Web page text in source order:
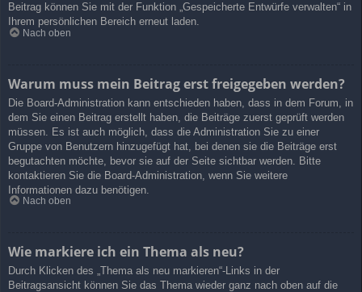
Beitrag können Sie mit der Funktion „Gespeicherte Entwürfe verwalten“ in
Ihrem persönlichen Bereich erneut laden.
Nach oben
Warum muss mein Beitrag erst freigegeben werden?
Die Board-Administration kann entschieden haben, dass in dem Forum, in
dem Sie einen Beitrag erstellt haben, die Beiträge zuerst geprüft werden
müssen. Es ist auch möglich, dass die Administration Sie zu einer
Gruppe von Benutzern hinzugefügt hat, bei denen sie die Beiträge erst
begutachten möchte, bevor sie auf der Seite sichtbar werden. Bitte
kontaktieren Sie die Board-Administration, wenn Sie weitere
Informationen dazu benötigen.
Nach oben
Wie markiere ich ein Thema als neu?
Durch Klicken des „Thema als neu markieren“-Links in der
Beitragsansicht können Sie das Thema wieder ganz nach oben auf die